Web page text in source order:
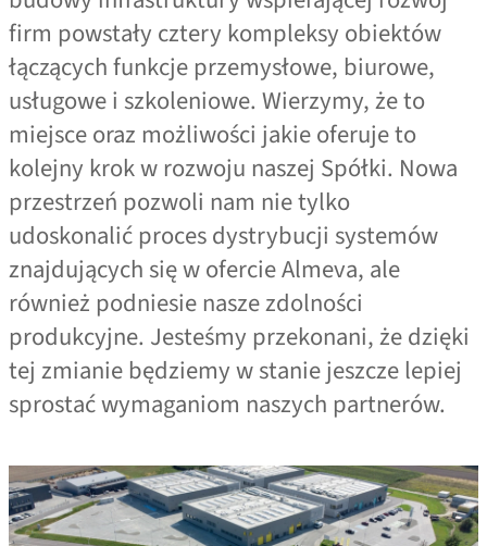
firm powstały cztery kompleksy obiektów
łączących funkcje przemysłowe, biurowe,
usługowe i szkoleniowe. Wierzymy, że to
miejsce oraz możliwości jakie oferuje to
kolejny krok w rozwoju naszej Spółki. Nowa
przestrzeń pozwoli nam nie tylko
udoskonalić proces dystrybucji systemów
znajdujących się w ofercie Almeva, ale
również podniesie nasze zdolności
produkcyjne. Jesteśmy przekonani, że dzięki
tej zmianie będziemy w stanie jeszcze lepiej
sprostać wymaganiom naszych partnerów.